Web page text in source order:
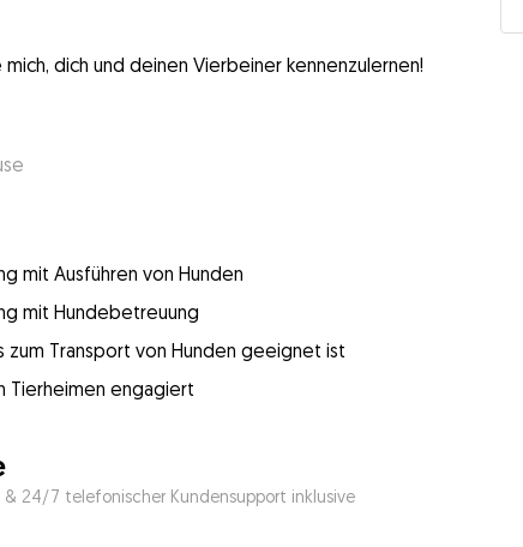
mit Ausführen von Hunden
mit Hundebetreuung
zum Transport von Hunden geeignet ist
Tierheimen engagiert
24/7 telefonischer Kundensupport inklusive